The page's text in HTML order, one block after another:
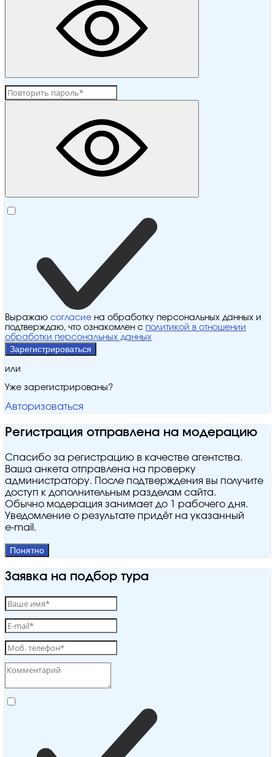
Выражаю согласие на обработку персональных данных и
подтверждаю, что ознакомлен с политикой в отношении
обработки персональных данных
Зарегистрироваться
или
Уже зарегистрированы?
Авторизоваться
Регистрация отправлена на модерацию
Спасибо за регистрацию в качестве агентства.
Ваша анкета отправлена на проверку
администратору. После подтверждения вы получите
доступ к дополнительным разделам сайта.
Обычно модерация занимает до 1 рабочего дня.
Уведомление о результате придёт на указанный
e‑mail.
Понятно
Заявка на подбор тура